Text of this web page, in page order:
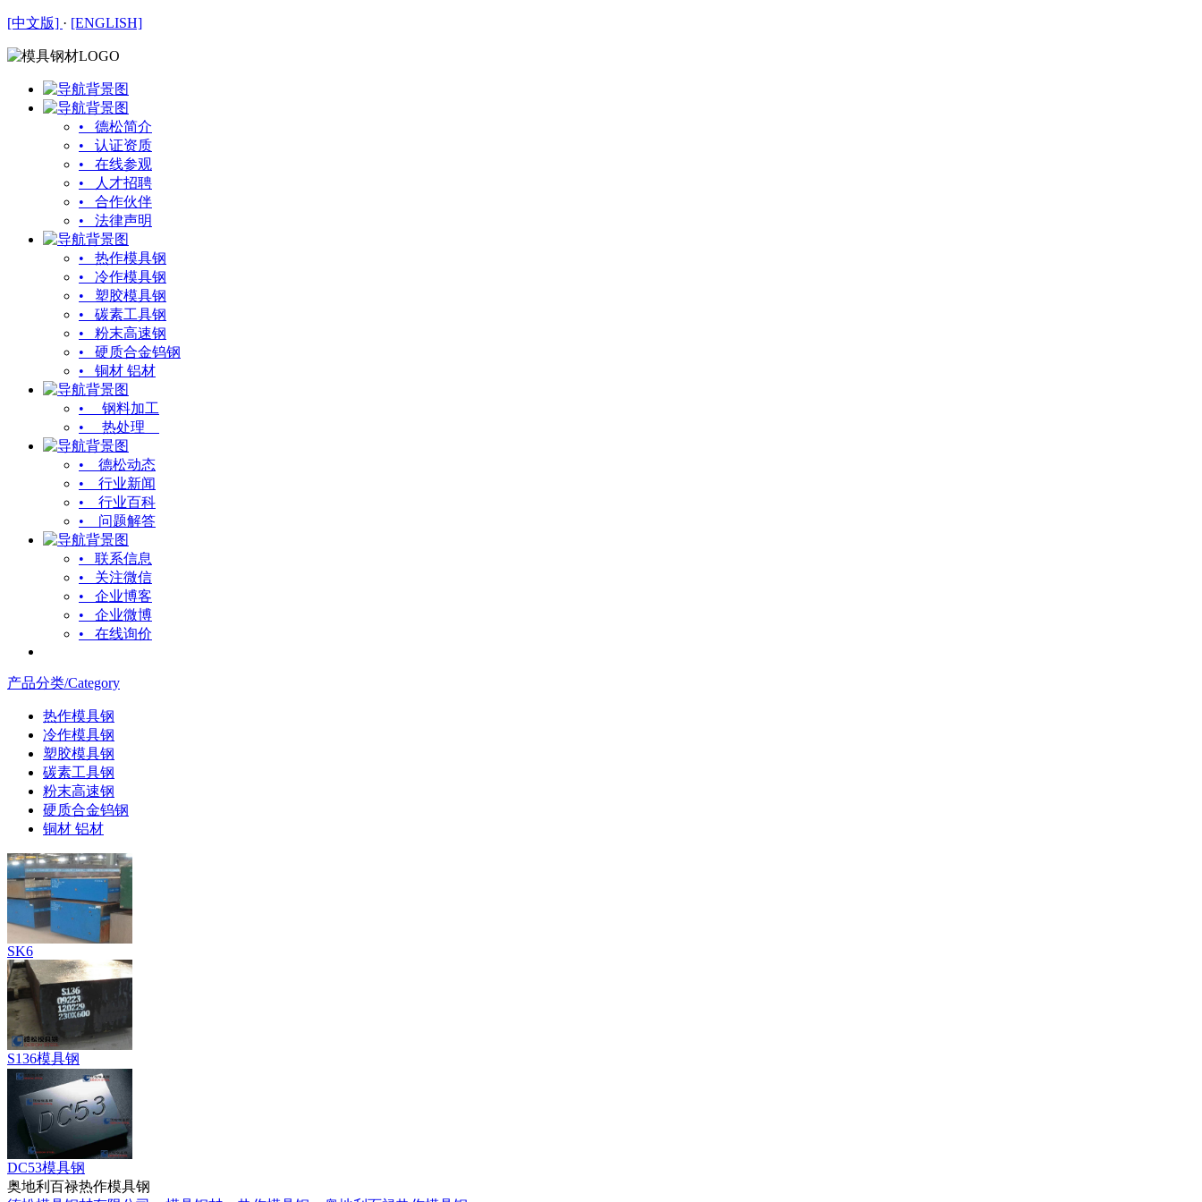
[中文版] · [ENGLISH]
• 德松简介
• 认证资质
• 在线参观
• 人才招聘
• 合作伙伴
• 法律声明
• 热作模具钢
• 冷作模具钢
• 塑胶模具钢
• 碳素工具钢
• 粉末高速钢
• 硬质合金钨钢
• 铜材 铝材
• 钢料加工
• 热处理
• 德松动态
• 行业新闻
• 行业百科
• 问题解答
• 联系信息
• 关注微信
• 企业博客
• 企业微博
• 在线询价
产品分类/Category
热作模具钢
冷作模具钢
塑胶模具钢
碳素工具钢
粉末高速钢
硬质合金钨钢
铜材 铝材
SK6
S136模具钢
DC53模具钢
奥地利百禄热作模具钢